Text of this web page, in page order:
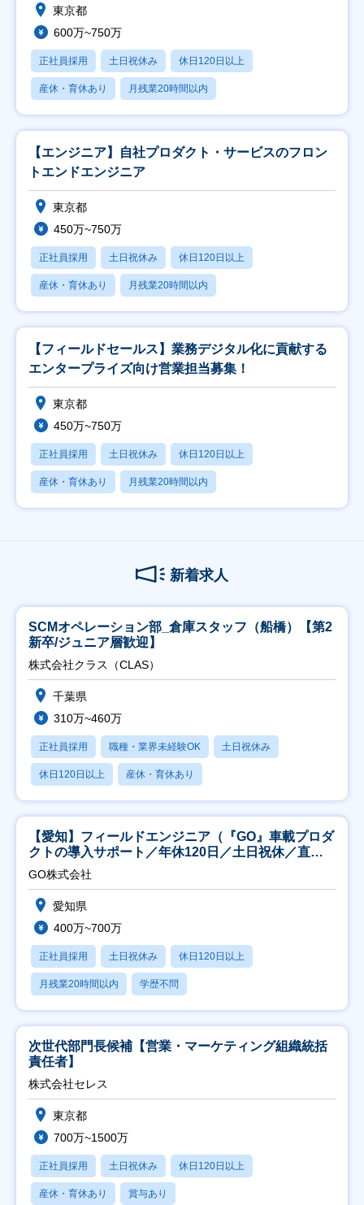
東京都
600万~750万
正社員採用 土日祝休み 休日120日以上
産休・育休あり 月残業20時間以内
【エンジニア】自社プロダクト・サービスのフロン
トエンドエンジニア
東京都
450万~750万
正社員採用 土日祝休み 休日120日以上
産休・育休あり 月残業20時間以内
【フィールドセールス】業務デジタル化に貢献する
エンタープライズ向け営業担当募集！
東京都
450万~750万
正社員採用 土日祝休み 休日120日以上
産休・育休あり 月残業20時間以内
新着求人
SCMオペレーション部_倉庫スタッフ（船橋）【第2
新卒/ジュニア層歓迎】
株式会社クラス（CLAS）
千葉県
310万~460万
正社員採用 職種・業界未経験OK 土日祝休み
休日120日以上 産休・育休あり
【愛知】フィールドエンジニア（『GO』車載プロダ
クトの導入サポート／年休120日／土日祝休／直行
直帰
GO株式会社
愛知県
400万~700万
正社員採用 土日祝休み 休日120日以上
月残業20時間以内 学歴不問
次世代部門長候補【営業・マーケティング組織統括
責任者】
株式会社セレス
東京都
700万~1500万
正社員採用 土日祝休み 休日120日以上
産休・育休あり 賞与あり